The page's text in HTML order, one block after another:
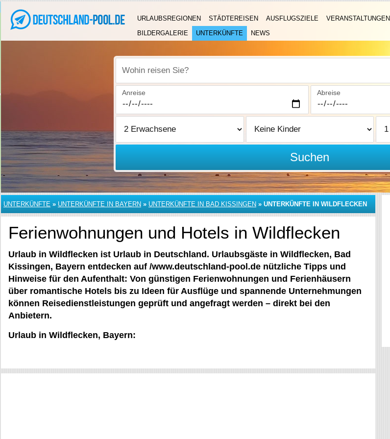
URLAUBSREGIONEN STÄDTEREISEN AUSFLUGSZIELE
VERANSTALTUNGEN
BILDERGALERIE
UNTERKÜNFTE NEWS
Wohin reisen Sie?
Anreise Abreise
Suchen
UNTERKÜNFTE » UNTERKÜNFTE IN BAYERN » UNTERKÜNFTE IN BAD KISSINGEN » UNTERKÜNFTE IN WILDFLECKEN
Ferienwohnungen und Hotels in Wildflecken
Urlaub in Wildflecken ist Urlaub in Deutschland. Urlaubsgäste in Wildflecken, Bad
Kissingen, Bayern entdecken auf /www.deutschland-pool.de nützliche Tipps und
Hinweise für den Aufenthalt: Von günstigen Ferienwohnungen und Ferienhäusern
über romantische Hotels bis zu Ideen für Ausflüge und spannende Unternehmungen
können Reisedienstleistungen geprüft und angefragt werden – direkt bei den
Anbietern.
Urlaub in Wildflecken, Bayern: